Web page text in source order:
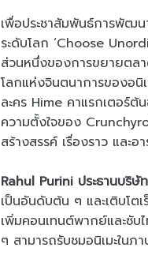
เพื่อประชาสัมพันธ์การพัฒ
ระดับโลก ‘Choose
ส่วนหนึ่งของการขยายตล
โลกแห่งจินตนาการของอนิ
ละคร Hime คาแรกเตอร์
ความตั้งใจของ
สร้างสรรค์ เรื่องราว และ
Rahul Purini ประธานบริ
เป็นอันดับต้น ๆ และเติบโต
เพิ่มคอนเทนต์พากย์และซับ
ๆ สามารถรับชมอนิเมะใน